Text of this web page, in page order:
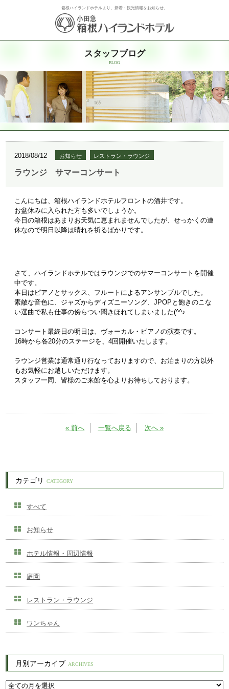
箱根ハイランドホテルより、新着・観光情報をお知らせ。
スタッフブログ
BLOG
2018/08/12 お知らせ レストラン・ラウンジ
ラウンジ サマーコンサート
こんにちは、箱根ハイランドホテルフロントの酒井です。
お盆休みに入られた方も多いでしょうか。
今日の箱根はあまりお天気に恵まれませんでしたが、せっかくの連
休なので明日以降は晴れを祈るばかりです。
さて、ハイランドホテルではラウンジでのサマーコンサートを開催
中です。
本日はピアノとサックス、フルートによるアンサンブルでした。
素敵な音色に、ジャズからディズニーソング、JPOPと飽きのこな
い選曲で私も仕事の傍らつい聞きほれてしまいました(^^♪
コンサート最終日の明日は、ヴォーカル・ピアノの演奏です。
16時から各20分のステージを、4回開催いたします。
ラウンジ営業は通常通り行なっておりますので、お泊まりの方以外
もお気軽にお越しいただけます。
スタッフ一同、皆様のご来館を心よりお待ちしております。
« 前へ 一覧へ戻る 次へ »
カテゴリ CATEGORY
すべて
お知らせ
ホテル情報・周辺情報
庭園
レストラン・ラウンジ
ワンちゃん
月別アーカイブ ARCHIVES